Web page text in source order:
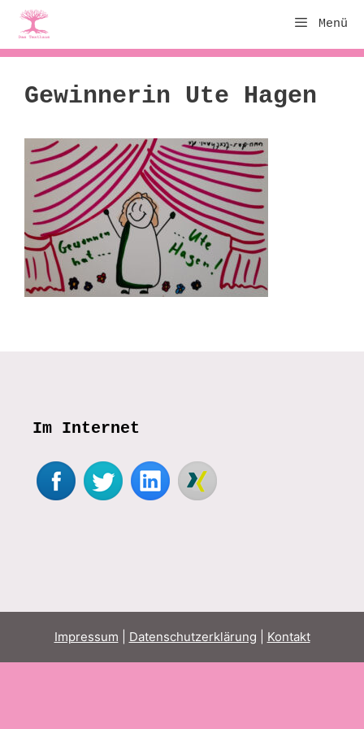
Zum
Inhalt
springen
Menü
Gewinnerin Ute Hagen
Im Internet
Impressum Datenschutzerklärung Kontakt